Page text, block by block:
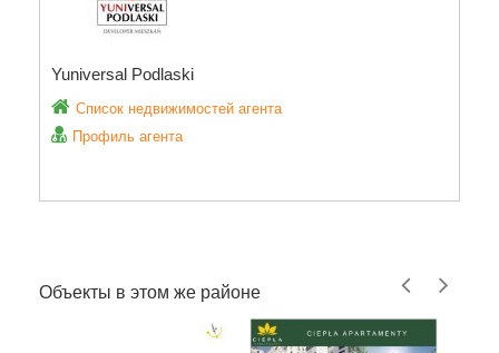
Yuniversal Podlaski
Список недвижимостей агента
Профиль агента
Объекты в этом же районе